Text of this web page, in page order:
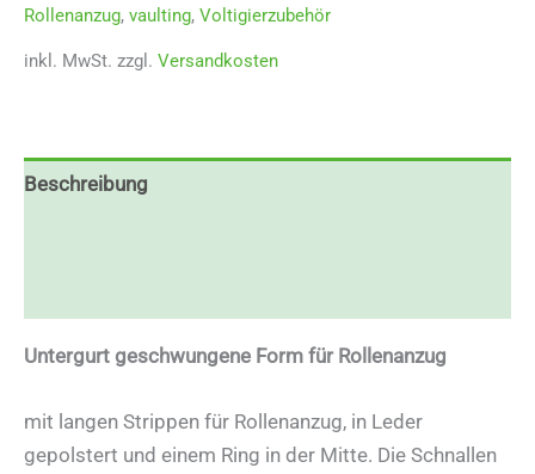
Rollenanzug, vaulting, Voltigierzubehör
inkl. MwSt. zzgl. Versandkosten
Beschreibung
Untergurt geschwungene Form für Rollenanzug
mit langen Strippen für Rollenanzug, in Leder
gepolstert und einem Ring in der Mitte. Die Schnallen